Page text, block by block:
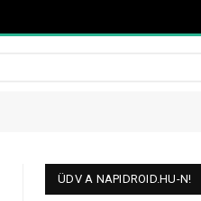
ÜDV A NAPIDROID.HU-N!